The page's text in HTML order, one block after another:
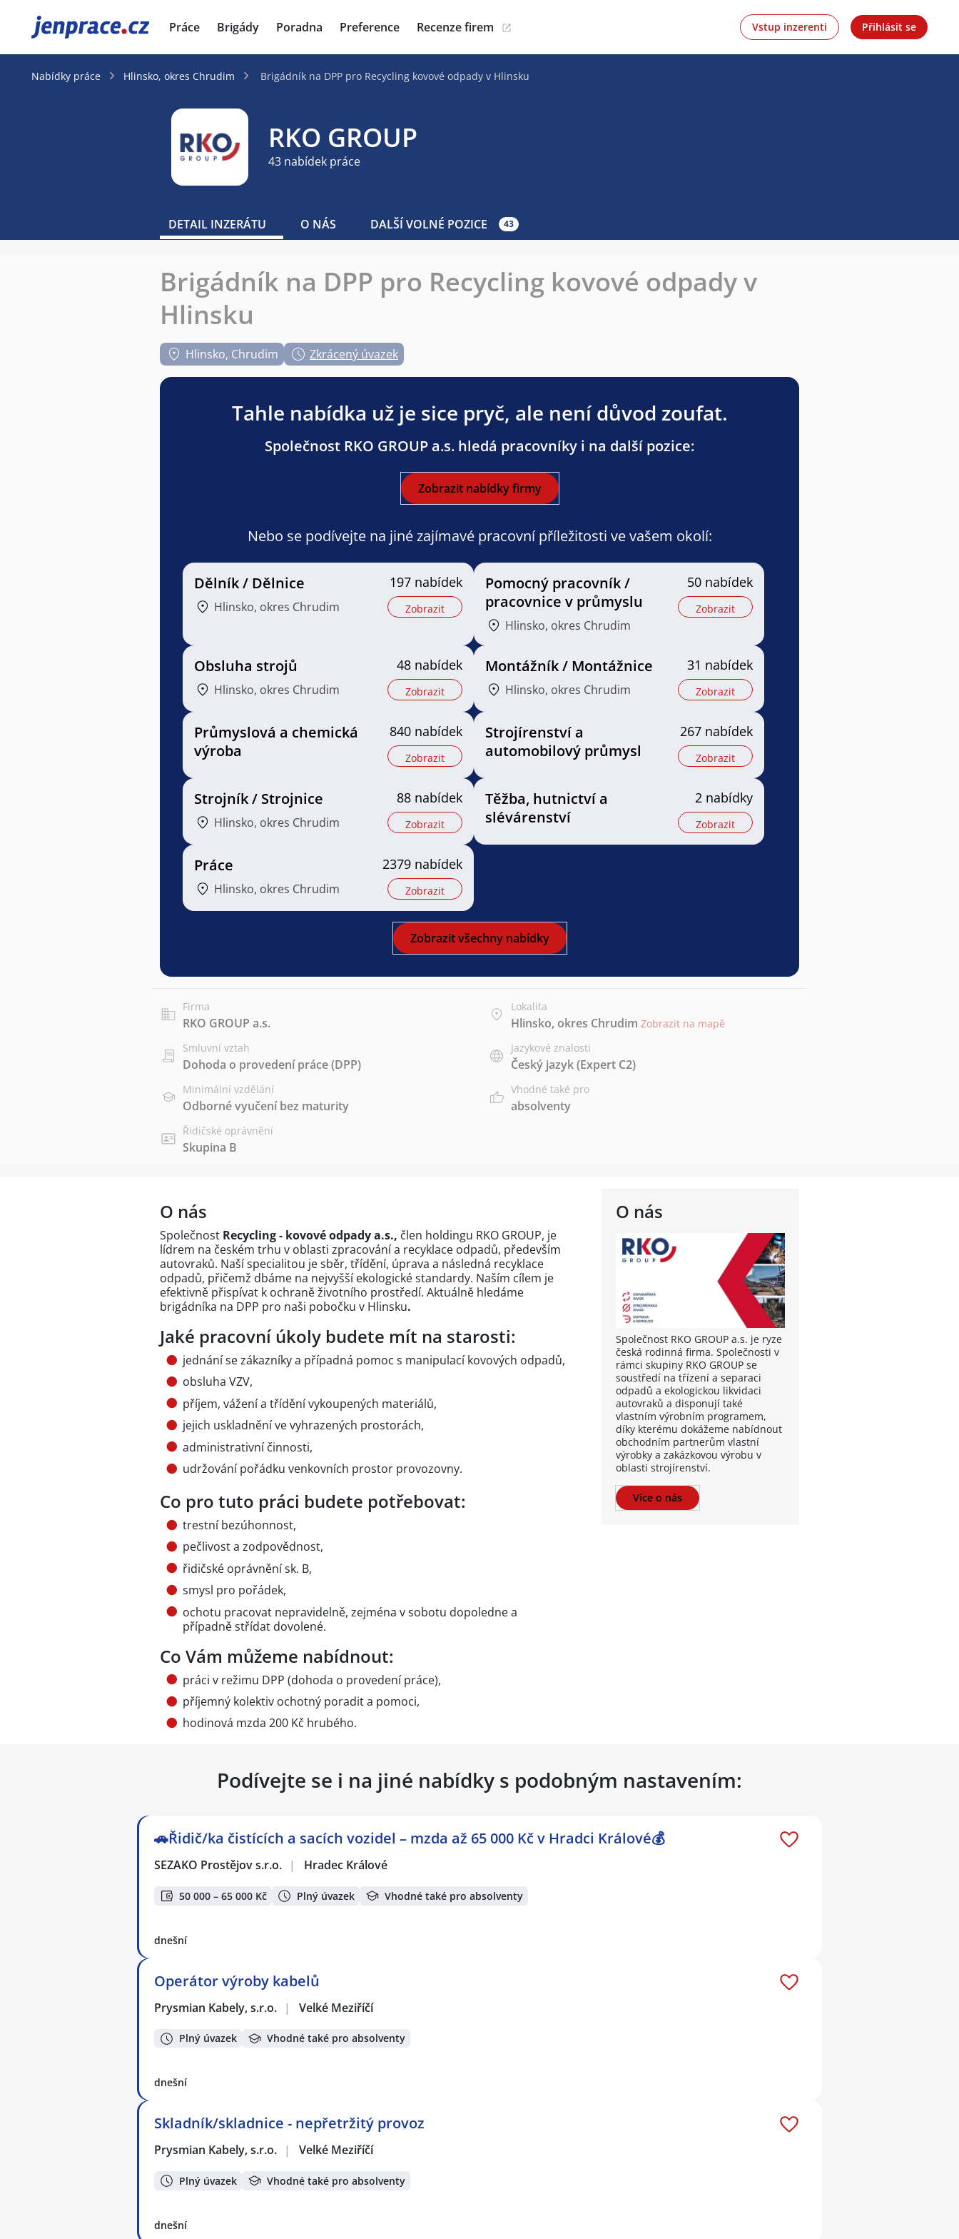
JenPráce.cz Práce Brigády Poradna Preference Recenze firem Vstup inzerenti Přihlásit se
Nabídky práce Hlinsko, okres Chrudim Brigádník na DPP pro Recycling kovové odpady v Hlinsku
RKO GROUP
43 nabídek práce
DETAIL INZERÁTU O NÁS DALŠÍ VOLNÉ POZICE 43
Brigádník na DPP pro Recycling kovové odpady v
Hlinsku
Hlinsko, Chrudim Zkrácený úvazek
Tahle nabídka už je sice pryč, ale není důvod zoufat.
Společnost RKO GROUP a.s. hledá pracovníky i na další pozice:
Zobrazit nabídky firmy
Nebo se podívejte na jiné zajímavé pracovní příležitosti ve vašem okolí:
Dělník / Dělnice
Hlinsko, okres Chrudim
197 nabídek
Zobrazit
Pomocný pracovník /
pracovnice v průmyslu
Hlinsko, okres Chrudim
50 nabídek
Zobrazit
Obsluha strojů
Hlinsko, okres Chrudim
48 nabídek
Zobrazit
Montážník / Montážnice
Hlinsko, okres Chrudim
31 nabídek
Zobrazit
Průmyslová a chemická
výroba
840 nabídek
Zobrazit
Strojírenství a
automobilový průmysl
267 nabídek
Zobrazit
Strojník / Strojnice
Hlinsko, okres Chrudim
88 nabídek
Zobrazit
Těžba, hutnictví a
slévárenství
2 nabídky
Zobrazit
Práce
Hlinsko, okres Chrudim
2379 nabídek
Zobrazit
Zobrazit všechny nabídky
Firma
RKO GROUP a.s.
Lokalita
Hlinsko, okres Chrudim Zobrazit na mapě
Smluvní vztah
Dohoda o provedení práce (DPP)
Jazykové znalosti
Český jazyk(Expert C2)
Minimální vzdělání
Odborné vyučení bez maturity
Vhodné také pro
absolventy
Řidičské oprávnění
Skupina B
O nás
Společnost RKO GROUP a.s. je ryze
česká rodinná firma. Společnosti v
rámci skupiny RKO GROUP se
soustředí na třízení a separaci
odpadů a ekologickou likvidaci
autovraků a disponují také
vlastním výrobním programem,
díky kterému dokážeme nabídnout
obchodním partnerům vlastní
výrobky a zakázkovou výrobu v
oblasti strojírenství.
Více o nás
O nás
Společnost Recycling - kovové odpady a.s., člen holdingu RKO GROUP, je
lídrem na českém trhu v oblasti zpracování a recyklace odpadů, především
autovraků. Naší specialitou je sběr, třídění, úprava a následná recyklace
odpadů, přičemž dbáme na nejvyšší ekologické standardy. Naším cílem je
efektivně přispívat k ochraně životního prostředí. Aktuálně hledáme
brigádníka na DPP pro naši pobočku v Hlinsku.
Jaké pracovní úkoly budete mít na starosti:
jednání se zákazníky a případná pomoc s manipulací kovových odpadů,
obsluha VZV,
příjem, vážení a třídění vykoupených materiálů,
jejich uskladnění ve vyhrazených prostorách,
administrativní činnosti,
udržování pořádku venkovních prostor provozovny.
Co pro tuto práci budete potřebovat:
trestní bezúhonnost,
pečlivost a zodpovědnost,
řidičské oprávnění sk. B,
smysl pro pořádek,
ochotu pracovat nepravidelně, zejména v sobotu dopoledne a
případně střídat dovolené.
Co Vám můžeme nabídnout:
práci v režimu DPP (dohoda o provedení práce),
příjemný kolektiv ochotný poradit a pomoci,
hodinová mzda 200 Kč hrubého.
Podívejte se i na jiné nabídky s podobným nastavením:
🚗Řidič/ka čistících a sacích vozidel – mzda až 65 000 Kč v Hradci Králové💰
SEZAKO Prostějov s.r.o. | Hradec Králové
50 000 – 65 000 Kč Plný úvazek Vhodné také pro absolventy
dnešní
Operátor výroby kabelů
Prysmian Kabely, s.r.o. | Velké Meziříčí
Plný úvazek Vhodné také pro absolventy
dnešní
Skladník/skladnice - nepřetržitý provoz
Prysmian Kabely, s.r.o. | Velké Meziříčí
Plný úvazek Vhodné také pro absolventy
dnešní